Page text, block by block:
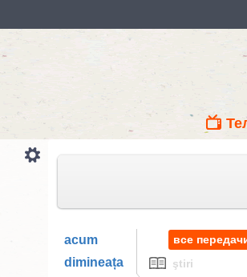
acum
dimineața
все
ştiri